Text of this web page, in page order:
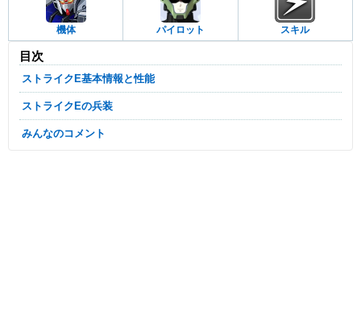
機体 パイロット スキル
目次
ストライクE基本情報と性能
ストライクEの兵装
みんなのコメント